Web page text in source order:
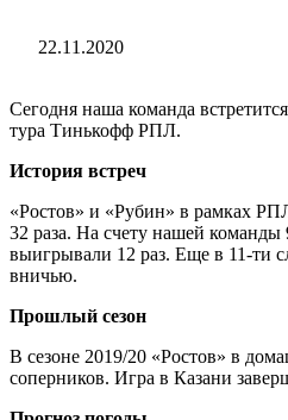
22.11.2020
Сегодня наша команда
тура Тинькофф РПЛ.
История встреч
«Ростов» и «Рубин» в рамках
32 раза. На счету нашей команды
выигрывали 12 раз. Еще в 11-ти
вничью.
Прошлый сезон
В сезоне 2019/20 «Ростов» в
соперников. Игра в Казани